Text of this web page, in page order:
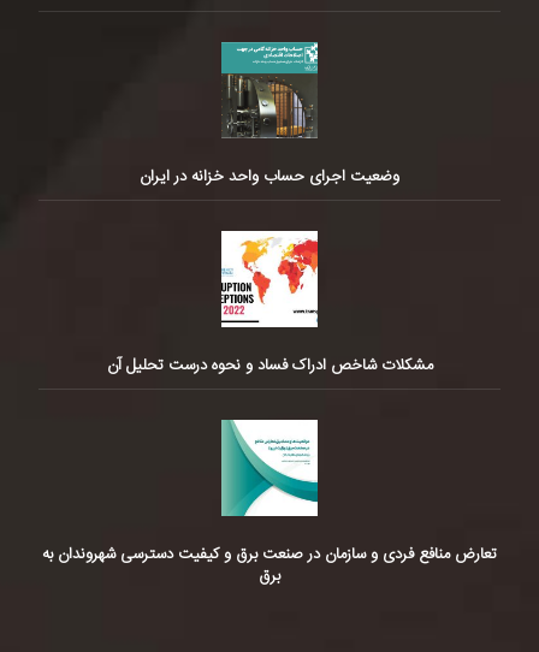
وضعیت اجرای حساب واحد خزانه در ایران
مشکلات شاخص ادراک فساد و نحوه درست تحلیل آن
تعارض منافع فردی و سازمان در صنعت برق و کیفیت دسترسی شهروندان به
برق